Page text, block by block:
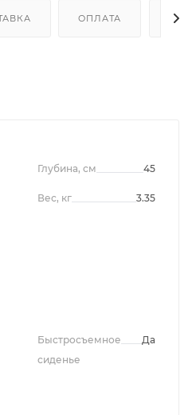
ОПЛАТА
Глубина, см 45
Вес, кг 3.35
Быстросъемное
сиденье
Да